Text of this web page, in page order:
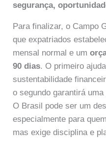
segurança,
Para finalizar, o Campo
que expatriados
mensal normal e um
90 dias. O primeiro
sustentabilidade
o segundo garantirá
O Brasil pode ser um
especialmente para
mas exige disciplina e